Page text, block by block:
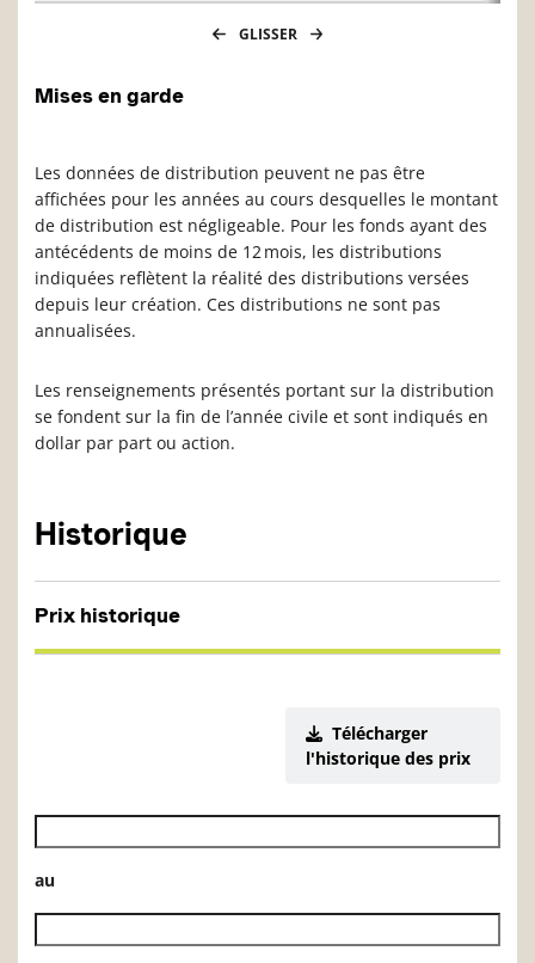
GLISSER
Mises en garde
Les données de distribution peuvent ne pas être
affichées pour les années au cours desquelles le montant
de distribution est négligeable. Pour les fonds ayant des
antécédents de moins de 12 mois, les distributions
indiquées reflètent la réalité des distributions versées
depuis leur création. Ces distributions ne sont pas
annualisées.
Les renseignements présentés portant sur la distribution
se fondent sur la fin de l’année civile et sont indiqués en
dollar par part ou action.
Historique
Prix historique
Télécharger
l'historique des prix
Date de début de l’historique des VL
au
Date de fin de l’historique des VL